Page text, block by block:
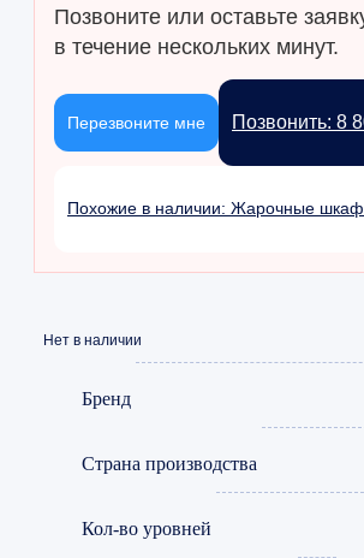
Позвоните или оставьте
в течение нескольких минут.
Позвонить: 8
Перезвоните мне
Похожие в наличии: Жарочные
Нет в наличии
Бренд
Страна производства
Кол-во уровней